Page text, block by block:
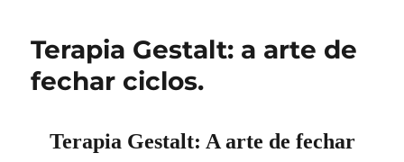
Terapia Gestalt: a arte de
fechar ciclos.
Terapia Gestalt: A arte de fechar